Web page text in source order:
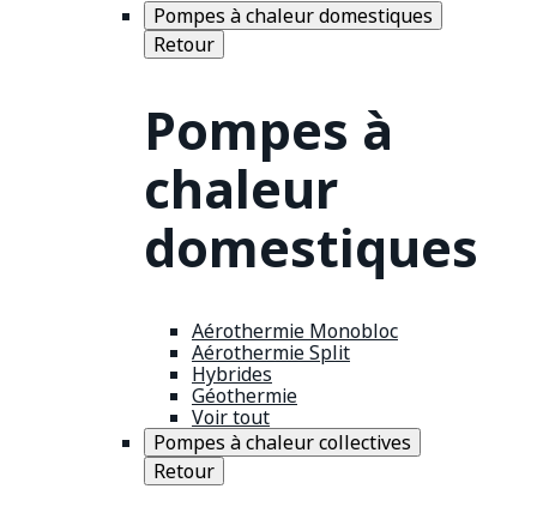
Pompes à chaleur domestiques
Retour
Pompes à
chaleur
domestiques
Aérothermie Monobloc
Aérothermie Split
Hybrides
Géothermie
Voir tout
Pompes à chaleur collectives
Retour